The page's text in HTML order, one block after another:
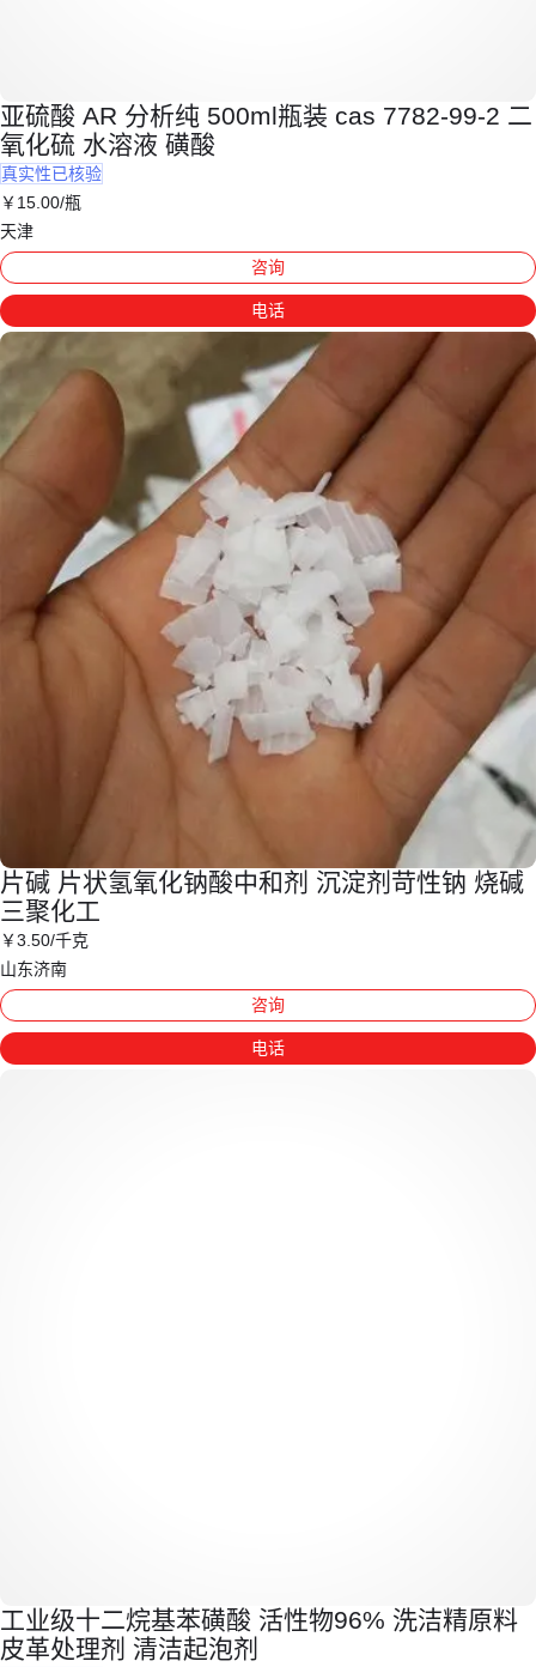
亚硫酸 AR 分析纯 500ml瓶装 cas 7782-99-2 二
氧化硫 水溶液 磺酸
真实性已核验
￥ 15 .00/瓶
天津
咨询
电话
片碱 片状氢氧化钠酸中和剂 沉淀剂苛性钠 烧碱
三聚化工
￥3 .50/千克
山东济南
咨询
电话
工业级十二烷基苯磺酸 活性物96% 洗洁精原料
皮革处理剂 清洁起泡剂